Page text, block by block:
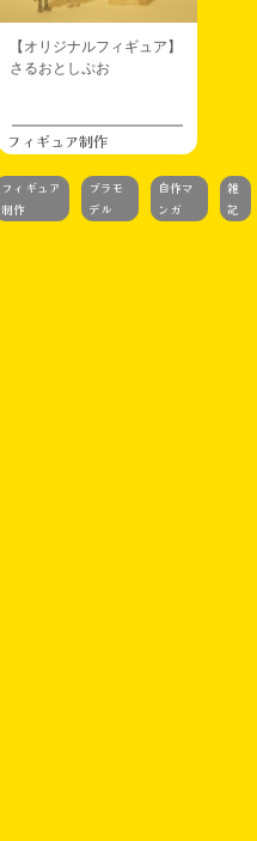
【オリジナルフィギュア】
さるおとしぷお
フィギュア制作
フィギュア
制作
プラモ
デル
自作マ
ンガ
雑
記